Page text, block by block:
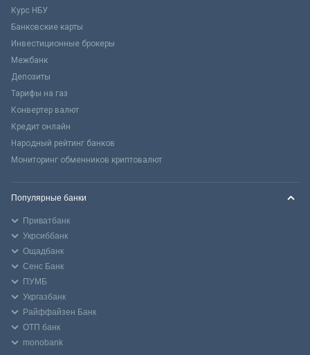
Курс НБУ
Банковские карты
Инвестиционные брокеры
Межбанк
Депозиты
Тарифы на газ
Конвертер валют
Кредит онлайн
Народный рейтинг банков
Мониторинг обменников криптовалют
Популярные банки
Приватбанк
Укрсиббанк
Ощадбанк
Сенс Банк
ПУМБ
Укргазбанк
Райффайзен Банк
ОТП банк
monobank